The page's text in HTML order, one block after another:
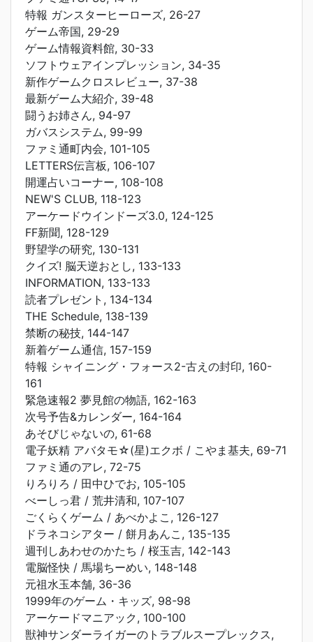
特報 ガンスターヒーローズ, 26-27
ゲーム帝国, 29-29
ゲーム情報資料館, 30-33
ソフトウェアインプレッション, 34-35
新作ゲームクロスレビュー, 37-38
最新ゲーム大紹介, 39-48
闘うお姉さん, 94-97
ガバスシステム, 99-99
ファミ通町内会, 101-105
LETTERS伝言板, 106-107
開運占いコーナー, 108-108
NEW'S CLUB, 118-123
アーケードウインドーズ3.0, 124-125
FF新聞, 128-129
野望学の研究, 130-131
クイズ! 脳天逆おとし, 133-133
INFORMATION, 133-133
読者プレゼント, 134-134
THE Schedule, 138-139
禁断の秘技, 144-147
新着ゲーム通信, 157-159
特報 シャイニング・フォース2-古えの封印, 160-
161
緊急速報2 夢見館の物語, 162-163
次号予告&カレンダー, 164-164
あそびじゃないの, 61-68
電子妖精 アバタモ☆(星)エクボ / こやま基夫, 69-71
ファミ通のアレ, 72-75
りろりろ / 田中ひでお, 105-105
べーしっ君 / 荒井清和, 107-107
ごくらくゲーム / あべかよこ, 126-127
ドラネコシアター / 餅月あんこ, 135-135
週刊しあわせのかたち / 桜玉吉, 142-143
電脳怪快 / 馬場ちーめい, 148-148
元祖水玉本舗, 36-36
1999年のゲーム・キッズ, 98-98
アーケードマニアック, 100-100
獣神サンダーライガーのトラブルスープレックス,